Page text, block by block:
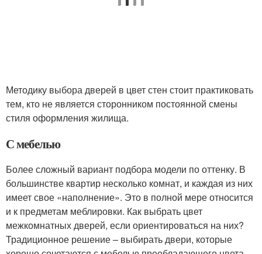
Методику выбора дверей в цвет стен стоит практиковать
тем, кто не является сторонником постоянной смены
стиля оформления жилища.
С мебелью
Более сложный вариант подбора модели по оттенку. В
большинстве квартир несколько комнат, и каждая из них
имеет свое «наполнение». Это в полной мере относится
и к предметам меблировки. Как выбрать цвет
межкомнатных дверей, если ориентироваться на них?
Традиционное решение – выбирать двери, которые